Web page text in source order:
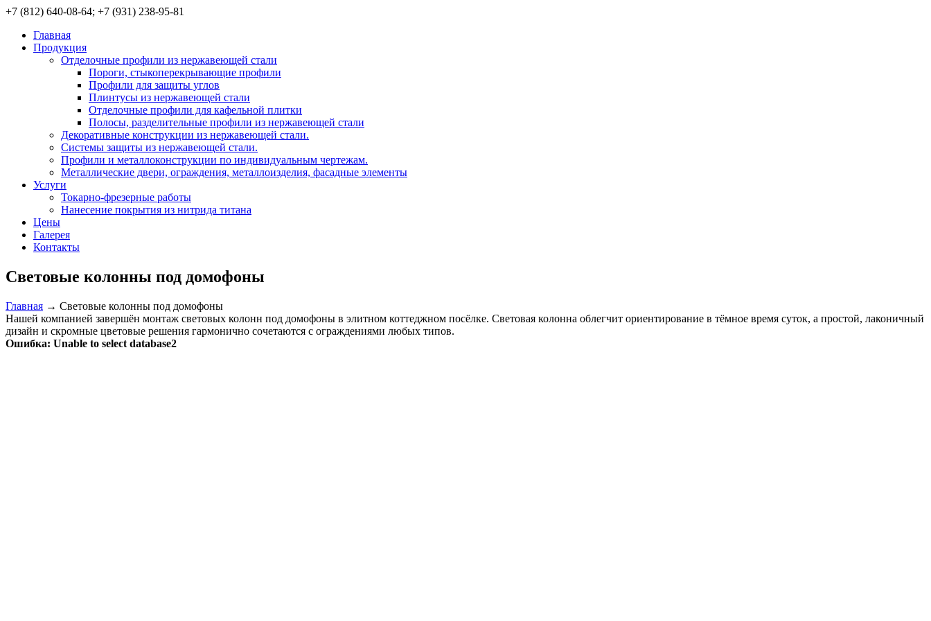
+7 (812) 640-08-64; +7 (931) 238-95-81
Главная
Продукция
Отделочные профили из нержавеющей стали
Пороги, стыкоперекрывающие профили
Профили для защиты углов
Плинтусы из нержавеющей стали
Отделочные профили для кафельной плитки
Полосы, разделительные профили из нержавеющей стали
Декоративные конструкции из нержавеющей стали.
Системы защиты из нержавеющей стали.
Профили и металлоконструкции по индивидуальным чертежам.
Металлические двери, ограждения, металлоизделия, фасадные элементы
Услуги
Токарно-фрезерные работы
Нанесение покрытия из нитрида титана
Цены
Галерея
Контакты
Световые колонны под домофоны
Главная → Световые колонны под домофоны
Нашей компанией завершён монтаж световых колонн под домофоны в элитном коттеджном посёлке. Световая колонна облегчит ориентирование в тёмное время суток, а простой, лаконичный
дизайн и скромные цветовые решения гармонично сочетаются с ограждениями любых типов.
Ошибка: Unable to select database2